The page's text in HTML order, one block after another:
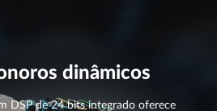
dinâmicos
DSP de 24 bits integrado oferece